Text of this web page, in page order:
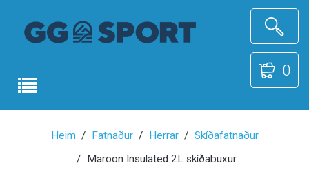
0
Heim Fatnaður Herrar
Skíðafatnaður
Maroon Insulated 2L skíðabuxur